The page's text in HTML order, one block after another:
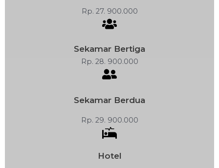
Rp. 27. 900.000
Sekamar Bertiga
Rp. 28. 900.000
Sekamar Berdua
Rp. 29. 900.000
Hotel